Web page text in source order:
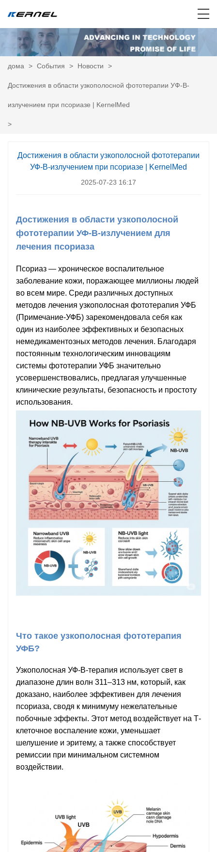
дома > События > Новости >
Достижения в области узкополосной фототерапии УФ-В-
излучением при псориазе | KernelMed
>
Достижения в области узкополосной фототерапии
УФ-В-излучением при псориазе | KernelMed
2025-07-23 16:17
Достижения в области узкополосной
фототерапии УФ-В-излучением для
лечения псориаза
Псориаз — хроническое воспалительное
заболевание кожи, поражающее миллионы людей
во всем мире. Среди различных доступных
методов лечения узкополосная фототерапия УФБ
(Примечание-УФБ) зарекомендовала себя как
один из наиболее эффективных и безопасных
немедикаментозных методов лечения. Благодаря
постоянным технологическим инновациям
системы фототерапии УФБ значительно
усовершенствовались, предлагая улучшенные
клинические результаты, безопасность и простоту
использования.
Что такое узкополосная фототерапия
УФБ?
Узкополосная УФ-В-терапия использует свет в
диапазоне длин волн 311–313 нм, который, как
доказано, наиболее эффективен для лечения
псориаза, сводя к минимуму нежелательные
побочные эффекты. Этот метод воздействует на Т-
клеточное воспаление кожи, уменьшает
шелушение и эритему, а также способствует
ремиссии при минимальном системном
воздействии.